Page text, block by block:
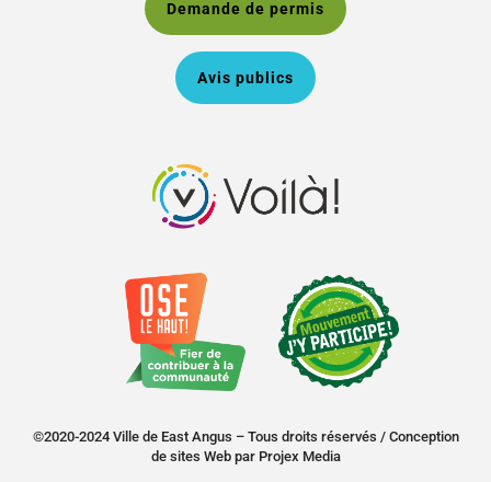
Demande de permis
Avis publics
©2020-2024 Ville de East Angus – Tous droits réservés / Conception
de sites Webpar Projex Media